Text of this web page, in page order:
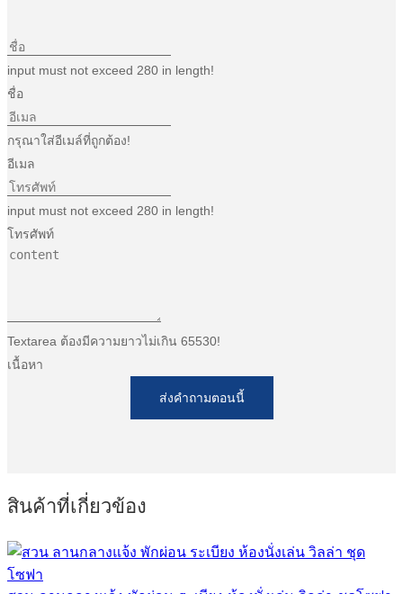
input must not exceed 280 in length!
ชื่อ
กรุณาใส่อีเมล์ที่ถูกต้อง!
อีเมล
input must not exceed 280 in length!
โทรศัพท์
Textarea ต้องมีความยาวไม่เกิน 65530!
เนื้อหา
ส่งคำถามตอนนี้
สินค้าที่เกี่ยวข้อง